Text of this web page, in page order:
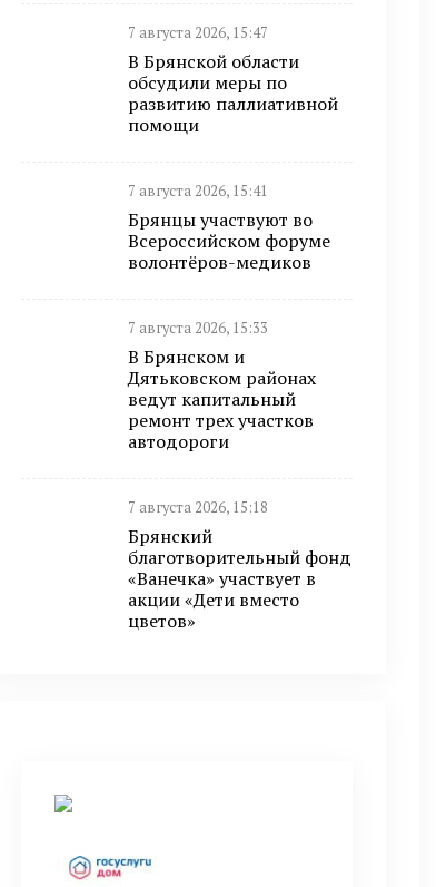
7 августа 2026, 15:47
В Брянской области
обсудили меры по
развитию паллиативной
помощи
7 августа 2026, 15:41
Брянцы участвуют во
Всероссийском форуме
волонтёров-медиков
7 августа 2026, 15:33
В Брянском и
Дятьковском районах
ведут капитальный
ремонт трех участков
автодороги
7 августа 2026, 15:18
Брянский
благотворительный фонд
«Ванечка» участвует в
акции «Дети вместо
цветов»